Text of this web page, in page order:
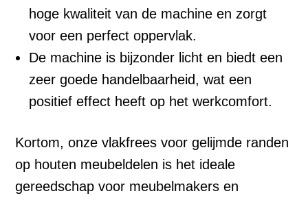
hoge kwaliteit van de machine en zorgt
voor een perfect oppervlak.
De machine is bijzonder licht en biedt een
zeer goede handelbaarheid, wat een
positief effect heeft op het werkcomfort.
Kortom, onze vlakfrees voor gelijmde randen
op houten meubeldelen is het ideale
gereedschap voor meubelmakers en